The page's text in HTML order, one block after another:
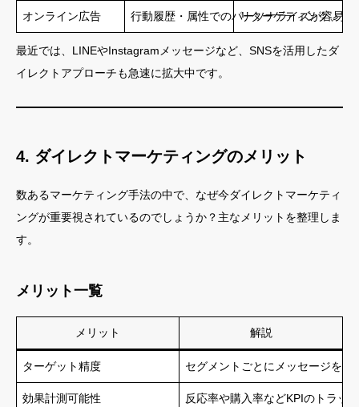
オンライン広告 行動履歴・属性でのパーソナライズが容易
リターゲティング、ア
最近では、LINEやInstagramメッセージなど、SNSを活用したダ
イレクトアプローチも急速に拡大中です。
4. ダイレクトマーケティングのメリット
数あるマーケティング手法の中で、なぜ今ダイレクトマーケティ
ングが重要視されているのでしょうか？主なメリットを整理しま
す。
メリット一覧
メリット 解説
ターゲット精度 セグメントごとにメッセージを
効果計測可能性 反応率や購入率などKPIのトラッ